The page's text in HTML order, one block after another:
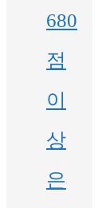
680
점
이
상
은